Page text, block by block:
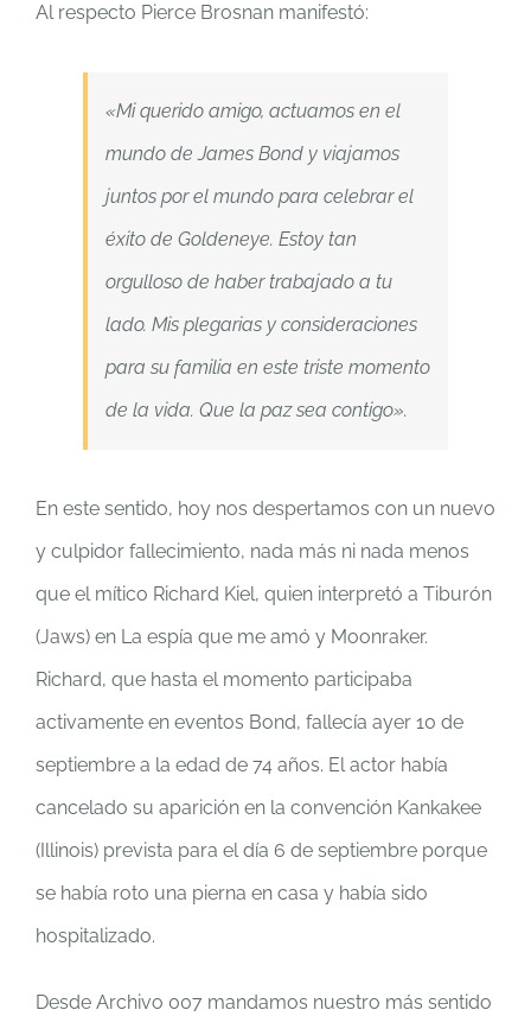
Al respecto Pierce Brosnan manifestó:
«Mi querido amigo, actuamos en el
mundo de James Bond y viajamos
juntos por el mundo para celebrar el
éxito de Goldeneye. Estoy tan
orgulloso de haber trabajado a tu
lado. Mis plegarias y consideraciones
para su familia en este triste momento
de la vida. Que la paz sea contigo».
En este sentido, hoy nos despertamos con un nuevo
y culpidor fallecimiento, nada más ni nada menos
que el mítico Richard Kiel, quien interpretó a Tiburón
(Jaws) en La espía que me amó y Moonraker.
Richard, que hasta el momento participaba
activamente en eventos Bond, fallecía ayer 10 de
septiembre a la edad de 74 años. El actor había
cancelado su aparición en la convención Kankakee
(Illinois) prevista para el día 6 de septiembre porque
se había roto una pierna en casa y había sido
hospitalizado.
Desde Archivo 007 mandamos nuestro más sentido